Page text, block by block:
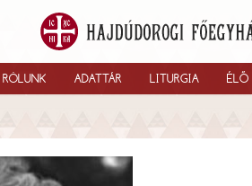
RÓLUNK ADATTÁR LITURGIA ÉLŐ